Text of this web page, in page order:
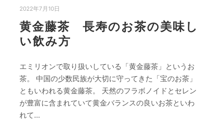
2022年7月10日
黄金藤茶 長寿のお茶の美味し
い飲み方
エミリオンで取り扱いしている「黄金藤茶」というお
茶。 中国の少数民族が大切に守ってきた「宝のお茶」
ともいわれる黄金藤茶。 天然のフラボノイドとセレン
が豊富に含まれていて黄金バランスの良いお茶といわ
れて…